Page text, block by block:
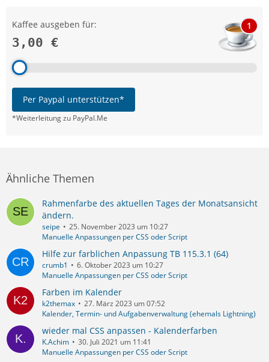
Kaffee ausgeben für:
3,00 €
1
Per Paypal unterstützen*
*Weiterleitung zu PayPal.Me
Ähnliche Themen
Rahmenfarbe des aktuellen Tages der Monatsansicht
ändern.
seipe
25. November 2023 um 10:27
Manuelle Anpassungen per CSS oder Script
Hilfe zur farblichen Anpassung TB 115.3.1 (64)
crumb1
6. Oktober 2023 um 10:27
Manuelle Anpassungen per CSS oder Script
Farben im Kalender
k2themax
27. März 2023 um 07:52
Kalender, Termin- und Aufgabenverwaltung (ehemals Lightning)
wieder mal CSS anpassen - Kalenderfarben
K.Achim
30. Juli 2021 um 11:41
Manuelle Anpassungen per CSS oder Script